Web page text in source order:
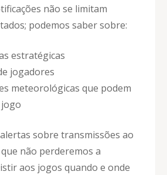
não se limitam
podemos saber sobre:
estratégicas
jogadores
meteorológicas que podem
sobre transmissões ao
não perderemos a
aos jogos quando e onde